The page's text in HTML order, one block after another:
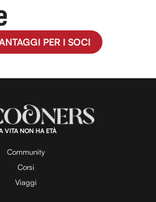
PER I SOCI
VITA NON HA ETÀ
Community
Corsi
Viaggi